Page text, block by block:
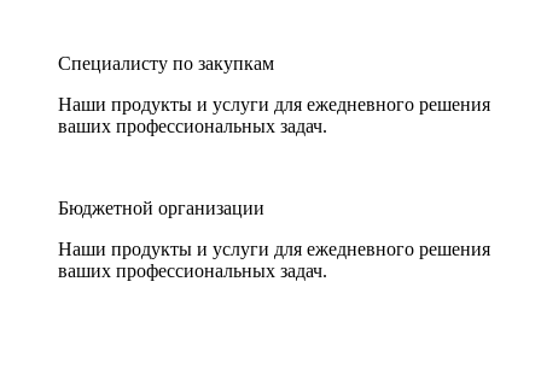
Специалисту по закупкам
Наши продукты и услуги для ежедневного решения
ваших профессиональных задач.
Бюджетной организации
Наши продукты и услуги для ежедневного решения
ваших профессиональных задач.